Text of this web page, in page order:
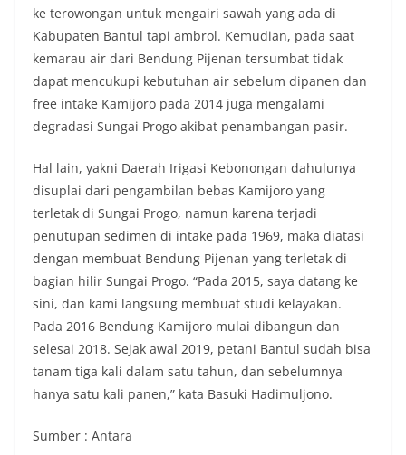
ke terowongan untuk mengairi sawah yang ada di
Kabupaten Bantul tapi ambrol. Kemudian, pada saat
kemarau air dari Bendung Pijenan tersumbat tidak
dapat mencukupi kebutuhan air sebelum dipanen dan
free intake Kamijoro pada 2014 juga mengalami
degradasi Sungai Progo akibat penambangan pasir.
Hal lain, yakni Daerah Irigasi Kebonongan dahulunya
disuplai dari pengambilan bebas Kamijoro yang
terletak di Sungai Progo, namun karena terjadi
penutupan sedimen di intake pada 1969, maka diatasi
dengan membuat Bendung Pijenan yang terletak di
bagian hilir Sungai Progo. “Pada 2015, saya datang ke
sini, dan kami langsung membuat studi kelayakan.
Pada 2016 Bendung Kamijoro mulai dibangun dan
selesai 2018. Sejak awal 2019, petani Bantul sudah bisa
tanam tiga kali dalam satu tahun, dan sebelumnya
hanya satu kali panen,” kata Basuki Hadimuljono.
Sumber : Antara